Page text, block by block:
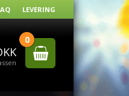
LEVERING
0